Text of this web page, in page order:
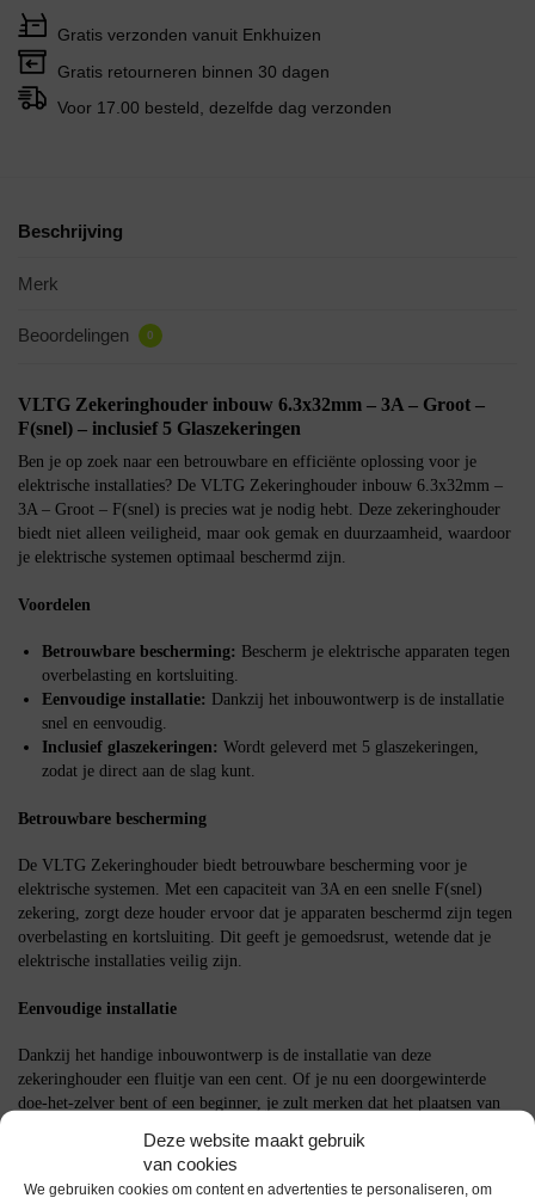
Deze website maakt gebruik
van cookies
We gebruiken cookies om content en advertenties te personaliseren, om
Gratis verzonden vanuit Enkhuizen
Gratis retourneren binnen 30 dagen
Voor 17.00 besteld, dezelfde dag verzonden
Beschrijving
Merk
Beoordelingen 0
VLTG Zekeringhouder inbouw 6.3x32mm – 3A – Groot –
F(snel) – inclusief 5 Glaszekeringen
Ben je op zoek naar een betrouwbare en efficiënte oplossing voor je
elektrische installaties? De VLTG Zekeringhouder inbouw 6.3x32mm –
3A – Groot – F(snel) is precies wat je nodig hebt. Deze zekeringhouder
biedt niet alleen veiligheid, maar ook gemak en duurzaamheid, waardoor
je elektrische systemen optimaal beschermd zijn.
Voordelen
Betrouwbare bescherming: Bescherm je elektrische apparaten tegen
overbelasting en kortsluiting.
Eenvoudige installatie: Dankzij het inbouwontwerp is de installatie
snel en eenvoudig.
Inclusief glaszekeringen: Wordt geleverd met 5 glaszekeringen,
zodat je direct aan de slag kunt.
Betrouwbare bescherming
De VLTG Zekeringhouder biedt betrouwbare bescherming voor je
elektrische systemen. Met een capaciteit van 3A en een snelle F(snel)
zekering, zorgt deze houder ervoor dat je apparaten beschermd zijn tegen
overbelasting en kortsluiting. Dit geeft je gemoedsrust, wetende dat je
elektrische installaties veilig zijn.
Eenvoudige installatie
Dankzij het handige inbouwontwerp is de installatie van deze
zekeringhouder een fluitje van een cent. Of je nu een doorgewinterde
doe-het-zelver bent of een beginner, je zult merken dat het plaatsen van
Inclusief glaszekeringen